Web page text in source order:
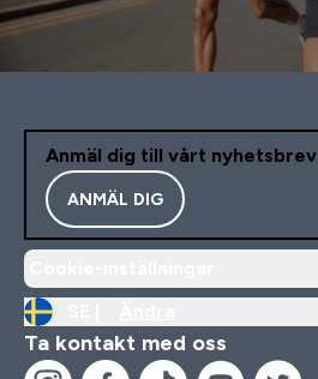
Anmäl dig till vårt nyhetsbrev
ANMÄL DIG
Ta kontakt med oss